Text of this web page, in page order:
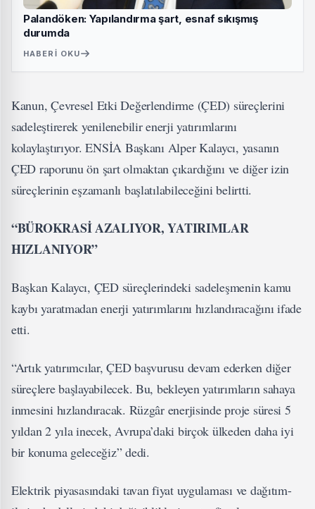
Palandöken: Yapılandırma şart, esnaf sıkışmış
durumda
HABERI OKU
Kanun, Çevresel Etki Değerlendirme (ÇED) süreçlerini
sadeleştirerek yenilenebilir enerji yatırımlarını
kolaylaştırıyor. ENSİA Başkanı Alper Kalaycı, yasanın
ÇED raporunu ön şart olmaktan çıkardığını ve diğer izin
süreçlerinin eşzamanlı başlatılabileceğini belirtti.
“BÜROKRASİ AZALIYOR, YATIRIMLAR
HIZLANIYOR”
Başkan Kalaycı, ÇED süreçlerindeki sadeleşmenin kamu
kaybı yaratmadan enerji yatırımlarını hızlandıracağını ifade
etti.
“Artık yatırımcılar, ÇED başvurusu devam ederken diğer
süreçlere başlayabilecek. Bu, bekleyen yatırımların sahaya
inmesini hızlandıracak. Rüzgâr enerjisinde proje süresi 5
yıldan 2 yıla inecek, Avrupa’daki birçok ülkeden daha iyi
bir konuma geleceğiz” dedi.
Elektrik piyasasındaki tavan fiyat uygulaması ve dağıtım-